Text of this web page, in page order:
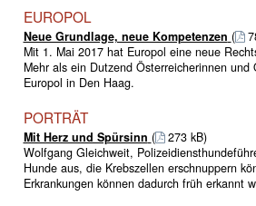
EUROPOL
Neue Grundlage, neue Kompetenzen (
Mit 1. Mai 2017 hat Europol eine neue
Mehr als ein Dutzend Österreicherinnen und
Europol in Den Haag.
PORTRÄT
Mit Herz und Spürsinn (
273 kB)
Wolfgang Gleichweit,
Hunde aus, die Krebszellen erschnuppern
Erkrankungen können dadurch früh erkannt